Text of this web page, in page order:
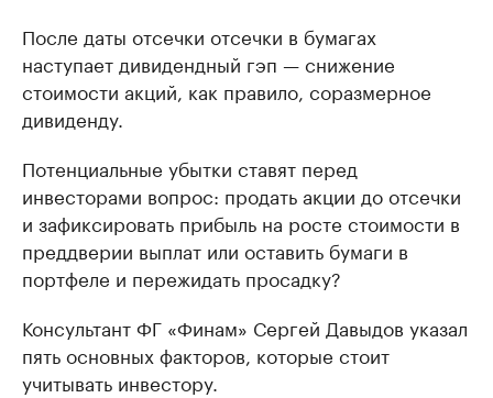
После даты отсечки отсечки в бумагах
наступает дивидендный гэп — снижение
стоимости акций, как правило, соразмерное
дивиденду.
Потенциальные убытки ставят перед
инвесторами вопрос: продать акции до отсечки
и зафиксировать прибыль на росте стоимости в
преддверии выплат или оставить бумаги в
портфеле и пережидать просадку?
Консультант ФГ «Финам» Сергей Давыдов указал
пять основных факторов, которые стоит
учитывать инвестору.